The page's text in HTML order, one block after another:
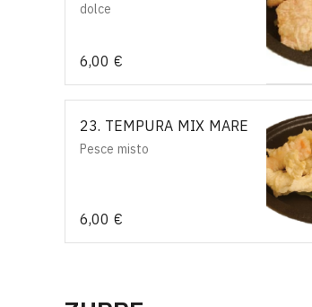
dolce
6,00 €
23. TEMPURA MIX MARE
Pesce misto
6,00 €